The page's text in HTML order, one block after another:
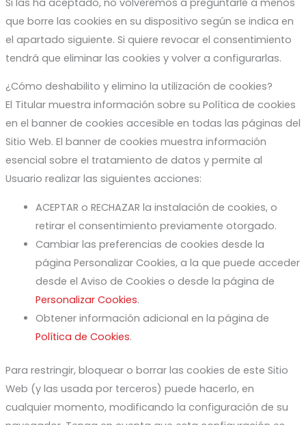
que borre las cookies en su dispositivo según se indica en
el apartado siguiente. Si quiere revocar el consentimiento
tendrá que eliminar las cookies y volver a configurarlas.
¿Cómo deshabilito y elimino la utilización de cookies?
El Titular muestra información sobre su Política de cookies
en el banner de cookies accesible en todas las páginas del
Sitio Web. El banner de cookies muestra información
esencial sobre el tratamiento de datos y permite al
Usuario realizar las siguientes acciones:
ACEPTAR o RECHAZAR la instalación de cookies, o
retirar el consentimiento previamente otorgado.
Cambiar las preferencias de cookies desde la
página Personalizar Cookies, a la que puede acceder
desde el Aviso de Cookies o desde la página de
Personalizar Cookies.
Obtener información adicional en la página de
Política de Cookies.
Para restringir, bloquear o borrar las cookies de este Sitio
Web (y las usada por terceros) puede hacerlo, en
cualquier momento, modificando la configuración de su